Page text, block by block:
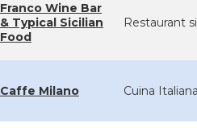
Franco Wine Bar
& Typical Sicilian
Food
Restaurant
Caffe Milano Cuina